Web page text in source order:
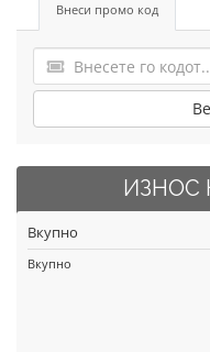
Внеси промо код
ИЗНОС
Вкупно
Вкупно